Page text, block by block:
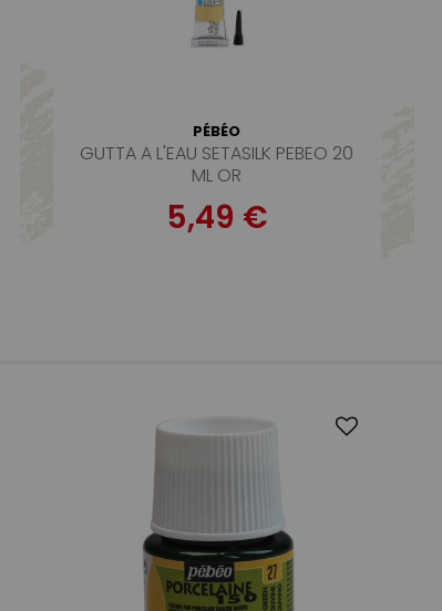
PÉBÉO
GUTTA A L'EAU SETASILK PEBEO 20
ML OR
5,49 €